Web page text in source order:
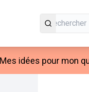
Mes idées pour mon
Passer la